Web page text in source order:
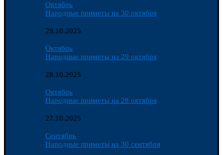
Октябрь
Народные приметы на 30 октября
29.10.2025
Октябрь
Народные приметы на 29 октября
28.10.2025
Октябрь
Народные приметы на 28 октября
27.10.2025
Сентябрь
Народные приметы на 30 сентября